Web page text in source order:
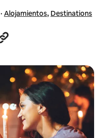
· Alojamientos, Destinations